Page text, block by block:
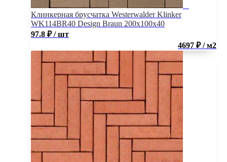
Клинкерная брусчатка Westerwalder Klinker
WK114BR40 Design Braun 200х100х40
97.8 ₽ / шт
4697 ₽ / м2